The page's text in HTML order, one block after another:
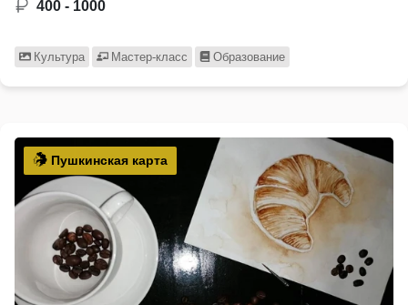
400 - 1000
Культура Мастер-класс Образование
Пушкинская карта